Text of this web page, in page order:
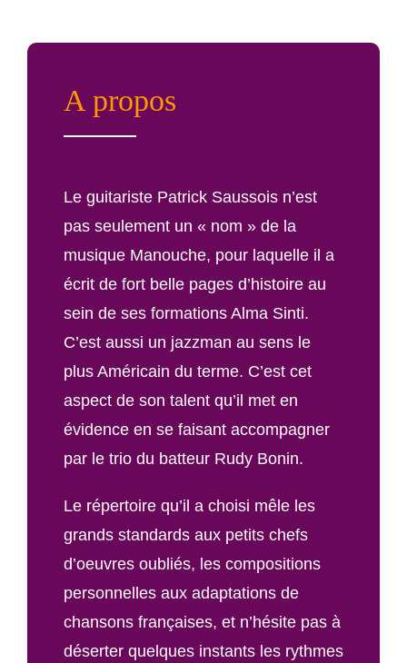
A propos
Le guitariste Patrick Saussois n’est
pas seulement un « nom » de la
musique Manouche, pour laquelle il a
écrit de fort belle pages d’histoire au
sein de ses formations Alma Sinti.
C’est aussi un jazzman au sens le
plus Américain du terme. C’est cet
aspect de son talent qu’il met en
évidence en se faisant accompagner
par le trio du batteur Rudy Bonin.
Le répertoire qu’il a choisi mêle les
grands standards aux petits chefs
d’oeuvres oubliés, les compositions
personnelles aux adaptations de
chansons françaises, et n’hésite pas à
déserter quelques instants les rythmes